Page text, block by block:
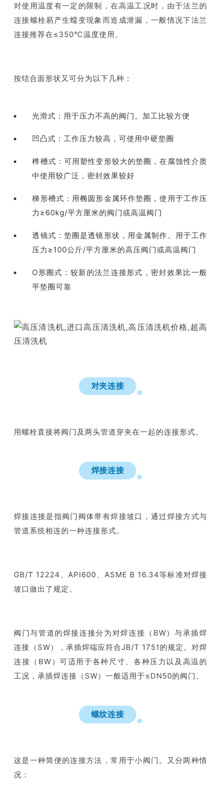
对使用温度有一定的限制，在高温工况时，由于法兰的
连接螺栓易产生蠕变现象而造成泄漏，一般情况下法兰
连接推荐在≤350℃温度使用。
按结合面形状又可分为以下几种：
光滑式：用于压力不高的阀门。 加工比较方便
凹凸式：工作压力较高，可使用中硬垫圈
榫槽式：可用塑性变形较大的垫圈，在腐蚀性介质
中使用较广泛，密封效果较好
梯形槽式：用椭圆形金属环作垫圈，使用于工作压
力≥60kg/平方厘米的阀门或高温阀门
透镜式：垫圈是透镜形状，用金属制作。用于工作
压力≥100公斤/平方厘米的高压阀门或高温阀门
O形圈式：较新的法兰连接形式，密封效果比一般
平垫圈可靠
对夹连接
用螺栓直接将阀门及两头管道穿夹在一起的连接形式。
焊接连接
焊接连接是指阀门阀体带有焊接坡口，通过焊接方式与
管道系统相连的一种连接形式。
GB/T 12224、API600、ASME B 16.34等标准对焊接
坡口做出了规定。
阀门与管道的焊接连接分为对焊连接（BW）与承插焊
连接（SW），承插焊端应符合JB/T 1751的规定。对焊
连接（BW）可适用于各种尺寸、各种压力以及高温的
工况，承插焊连接（SW）一般适用于≤DN50的阀门。
螺纹连接
这是一种简便的连接方法，常用于小阀门。又分两种情
况：